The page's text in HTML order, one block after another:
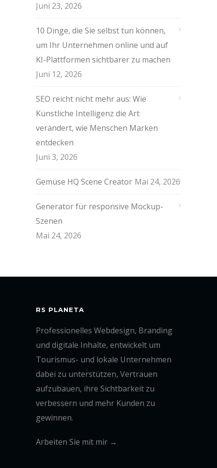
Juni 23, 2026
10 Dinge, die Sie selbst tun können,
um Ihr Unternehmen online und auf
KI-Plattformen sichtbarer zu machen
Juni 12, 2026
SEO reicht nicht mehr aus: Wie
Künstliche Intelligenz die Art
verändert, wie Menschen Marken
entdecken
Juni 3, 2026
Gemüse HQ Scene Creator Mai 24, 2026
Generator für responsive Mockup-
Szenen
Mai 24, 2026
RS PLANETA
Professionelles Webdesign, Branding
und digitale Inhalte, entwickelt um
Tourismus- und lokale Unternehmen
dabei zu unterstützen, Vertrauen
aufzubauen, ihre Sichtbarkeit zu
verbessern und mehr Kunden zu
gewinnen.
Arbeiten Sie mit mir →